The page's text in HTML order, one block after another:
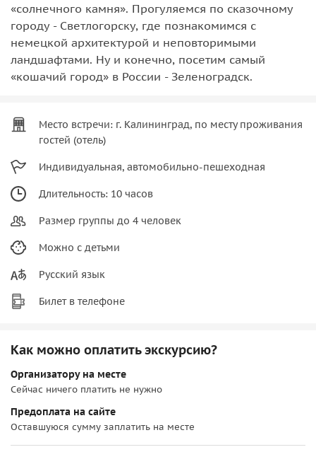
«солнечного камня». Прогуляемся по сказочному
городу - Светлогорску, где познакомимся с
немецкой архитектурой и неповторимыми
ландшафтами. Ну и конечно, посетим самый
«кошачий город» в России - Зеленоградск.
Место встречи: г. Калининград, по месту проживания
гостей (отель)
Индивидуальная, автомобильно-пешеходная
Длительность: 10 часов
Размер группы до 4 человек
Можно с детьми
Русский язык
Билет в телефоне
Как можно оплатить экскурсию?
Организатору на месте
Сейчас ничего платить не нужно
Предоплата на сайте
Оставшуюся сумму заплатить на месте